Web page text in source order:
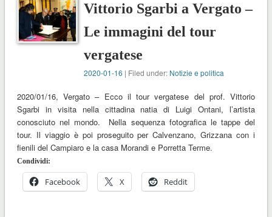
Vittorio Sgarbi a Vergato –
Le immagini del tour
vergatese
2020-01-16 | Filed under: Notizie e politica
2020/01/16, Vergato – Ecco il tour vergatese del prof. Vittorio
Sgarbi in visita nella cittadina natia di Luigi Ontani, l’artista
conosciuto nel mondo. Nella sequenza fotografica le tappe del
tour. Il viaggio è poi proseguito per Calvenzano, Grizzana con i
fienili del Campiaro e la casa Morandi e Porretta Terme.
Condividi:
Facebook X Reddit